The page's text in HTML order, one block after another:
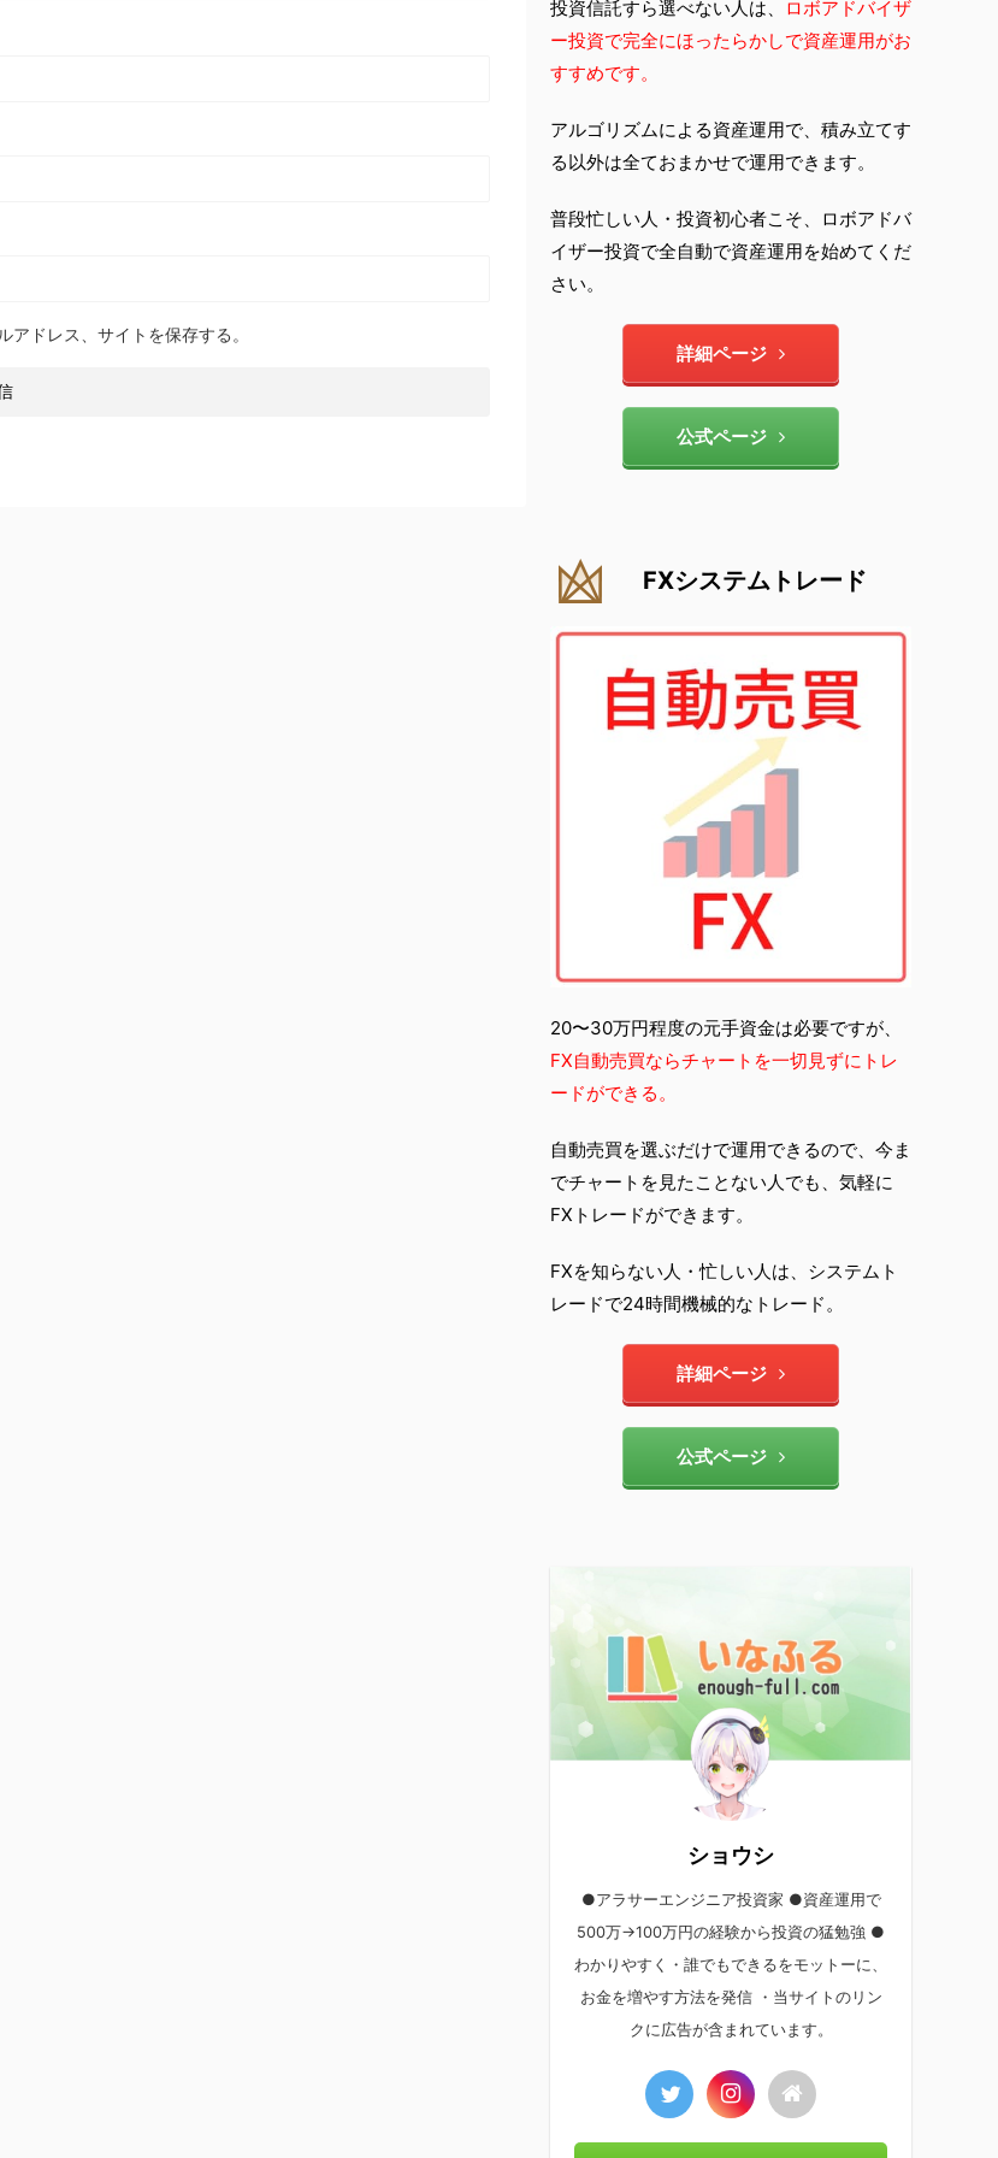
ドレス、サイトを保存する。
投資信託すら選べない人は、
ロボアドバイザ
ー投資で完全にほったらかしで資産運用がお
すすめです。
アルゴリズムによる資産運用で、積み立てす
る以外は全ておまかせで運用できます。
普段忙しい人・投資初心者こそ、ロボアドバ
イザー投資で全自動で資産運用を始めてくだ
さい。
詳細ページ
公式ページ
FXシステムトレード
20〜30万円程度の元手資金は必要ですが、
FX自動売買ならチャートを一切見ずにトレ
ードができる。
自動売買を選ぶだけで運用できるので、今ま
でチャートを見たことない人でも、気軽に
FXトレードができます。
FXを知らない人・忙しい人は、システムト
レードで24時間機械的なトレード。
詳細ページ
公式ページ
ショウシ
●アラサーエンジニア投資家 ●資産運用で
500万→100万円の経験から投資の猛勉強 ●
わかりやすく・誰でもできるをモットーに、
お金を増やす方法を発信 ・当サイトのリン
クに広告が含まれています。